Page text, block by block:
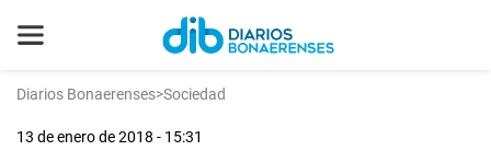
Diarios Bonaerenses>Sociedad
13 de enero de 2018 - 15:31